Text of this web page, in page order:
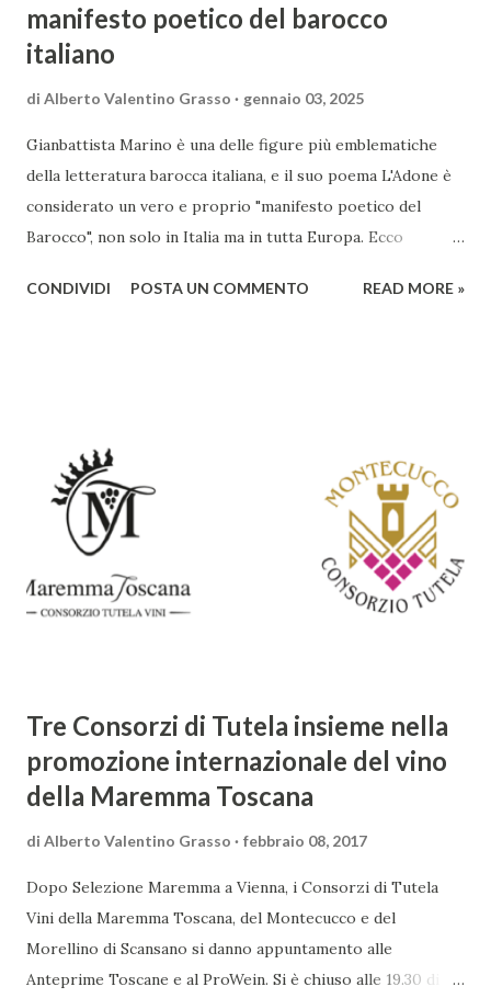
manifesto poetico del barocco
italiano
di Alberto Valentino Grasso gennaio 03, 2025
Gianbattista Marino è una delle figure più emblematiche
della letteratura barocca italiana, e il suo poema L'Adone è
considerato un vero e proprio "manifesto poetico del
Barocco", non solo in Italia ma in tutta Europa. Ecco
rendono un'opera fondamentale per il periodo. Marino fu
abbracciando invece i principi del Barocco: l'arte come
meraviglia, l'ostentazione della tecnica e la ricerca del
sorprendente. Marino visse in un'epoca di grandi
cambiamenti culturali e sociali, e la sua opera riflette questa
complessità. L'Adone è un poema epico-mitologico in 20
canti, composto da oltre 40.000 versi. Narra la storia
CONDIVIDI POSTA UN COMMENTO READ MORE »
Tre Consorzi di Tutela insieme nella
promozione internazionale del vino
della Maremma Toscana
di Alberto Valentino Grasso febbraio 08, 2017
Dopo Selezione Maremma a Vienna, i Consorzi di Tutela
Vini della Maremma Toscana, del Montecucco e del
Morellino di Scansano si danno appuntamento alle
Anteprime Toscane e al ProWein. Si è chiuso alle 19.30 di